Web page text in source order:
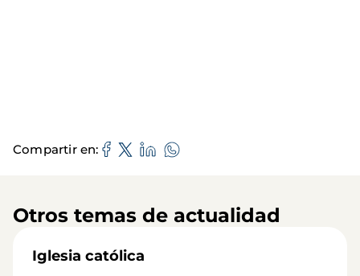
Compartir en
Otros temas de actualidad
Iglesia católica